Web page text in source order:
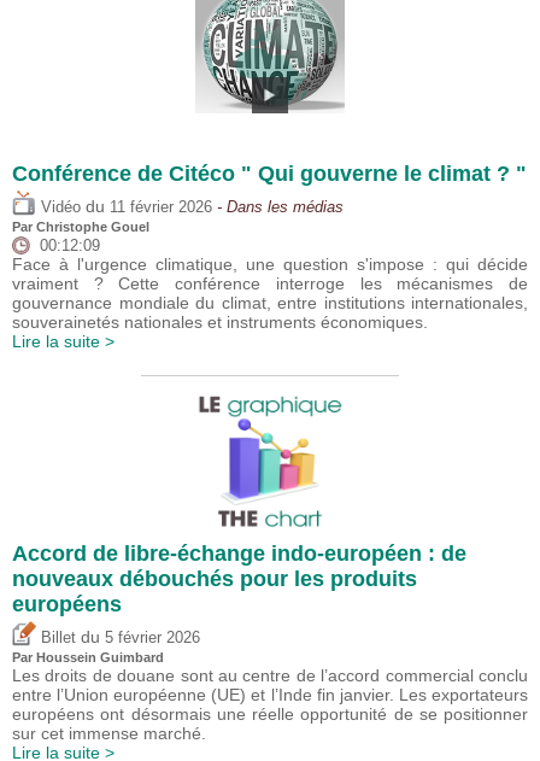
Conférence de Citéco " Qui gouverne le climat ? "
Vidéo du 11 février 2026 - Dans les médias
Par Christophe Gouel
00:12:09
Face à l'urgence climatique, une question s'impose : qui décide
vraiment ? Cette conférence interroge les mécanismes de
gouvernance mondiale du climat, entre institutions internationales,
souverainetés nationales et instruments économiques.
Lire la suite >
Accord de libre-échange indo-européen : de
nouveaux débouchés pour les produits
européens
Billet du 5 février 2026
Par Houssein Guimbard
Les droits de douane sont au centre de l’accord commercial conclu
entre l’Union européenne (UE) et l’Inde fin janvier. Les exportateurs
européens ont désormais une réelle opportunité de se positionner
sur cet immense marché.
Lire la suite >